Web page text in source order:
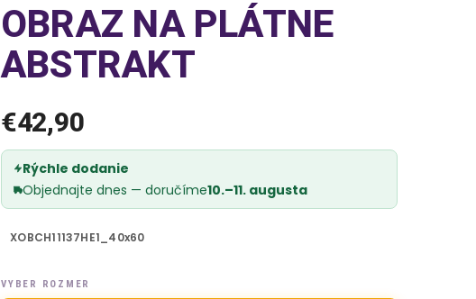
OBRAZ NA PLÁTNE
ABSTRAKT
€42,90
Rýchle dodanie
Objednajte dnes — doručíme10.–11. augusta
XOBCH11137HE1_40x60
VYBER ROZMER